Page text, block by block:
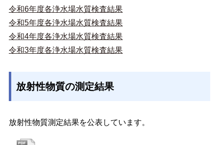
令和6年度各浄水場水質検査結果
令和5年度各浄水場水質検査結果
令和4年度各浄水場水質検査結果
令和3年度各浄水場水質検査結果
放射性物質の測定結果
放射性物質測定結果を公表しています。